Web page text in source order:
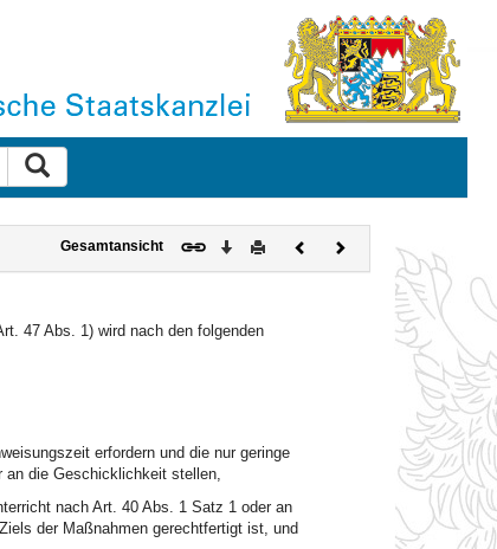
zurücksetzen
Gesamtansicht Download
DruckenVorherigesNächstes
Dokument
47 Abs. 1) wird nach den folgenden
erfordern und die nur geringe
an die Geschicklichkeit stellen,
nach Art. 40 Abs. 1 Satz 1 oder an
der Maßnahmen gerechtfertigt ist, und